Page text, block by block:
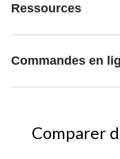
Ressources
Commandes en
Comparer